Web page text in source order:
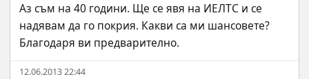
Аз съм на 40 години. Ще се явя на ИЕЛТС и се
надявам да го покрия. Какви са ми шансовете?
Благодаря ви предварително.
12.06.2013 22:44